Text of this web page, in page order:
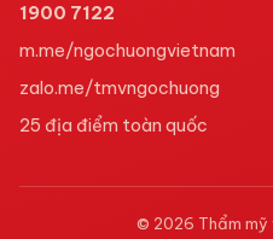
1900 7122
m.me/ngochuongvietnam
zalo.me/tmvngochuong
25 địa điểm toàn quốc
© 2026 Thẩm mỹ